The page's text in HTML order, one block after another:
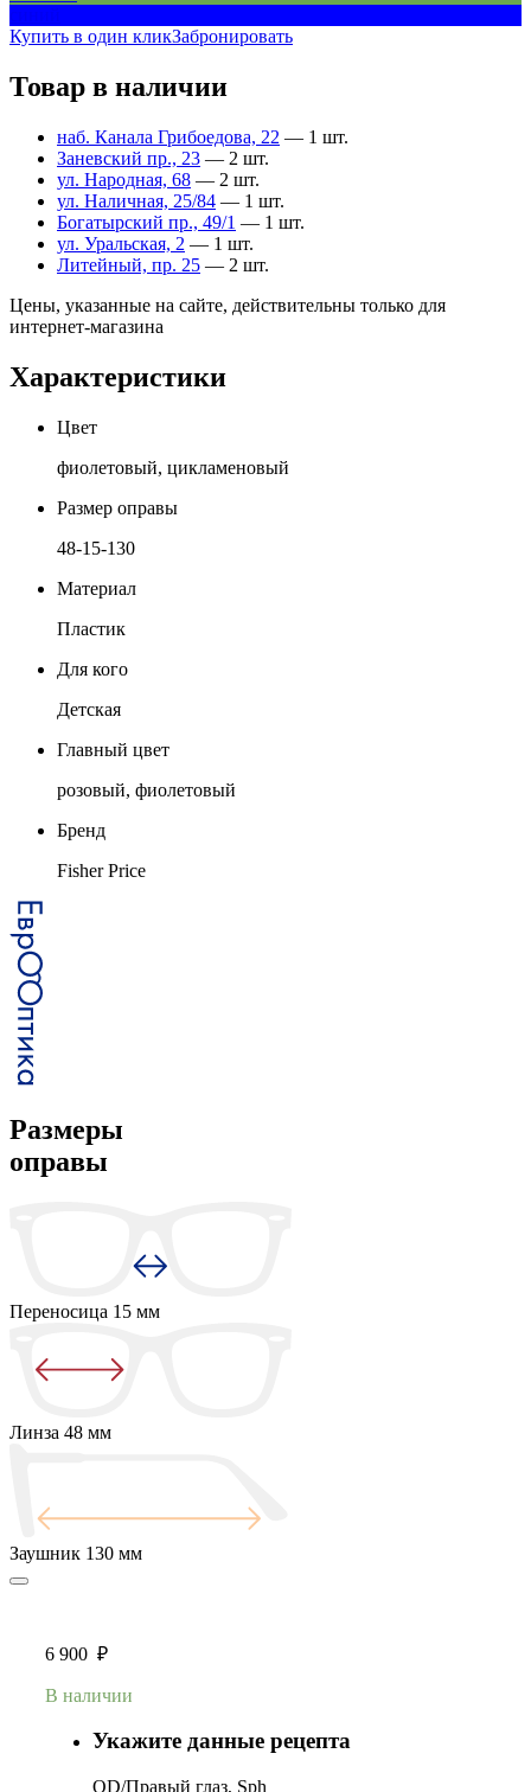
Купить в один кликЗабронировать
Товар в наличии
наб. Канала Грибоедова, 22 — 1 шт.
Заневский пр., 23 — 2 шт.
ул. Народная, 68 — 2 шт.
ул. Наличная, 25/84 — 1 шт.
Богатырский пр., 49/1 — 1 шт.
ул. Уральская, 2 — 1 шт.
Литейный, пр. 25 — 2 шт.
Цены, указанные на сайте, действительны только для
интернет-магазина
Характеристики
Цвет
фиолетовый, цикламеновый
Размер оправы
48-15-130
Материал
Пластик
Для кого
Детская
Главный цвет
розовый, фиолетовый
Бренд
Fisher Price
Размеры
оправы
Переносица 15 мм
Линза 48 мм
Заушник 130 мм
6 900 ₽
В наличии
Укажите данные рецепта
OD/Правый глаз, Sph